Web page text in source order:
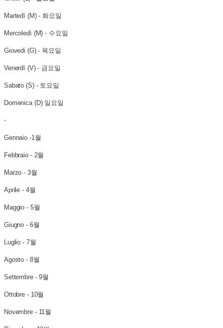
Martedì (M) - 화요일
Mercoledì (M) - 수요일
Giovedi (G) - 목요일
Venerdì (V) - 금요일
Sabato (S) - 토요일
Domenica (D) 일요일
-
Gennaio -1월
Febbraio - 2월
Marzo - 3월
Aprile - 4월
Maggio - 5월
Giugno - 6월
Luglio - 7월
Agosto - 8월
Settembre - 9월
Ottobre - 10월
Novembre - 11월